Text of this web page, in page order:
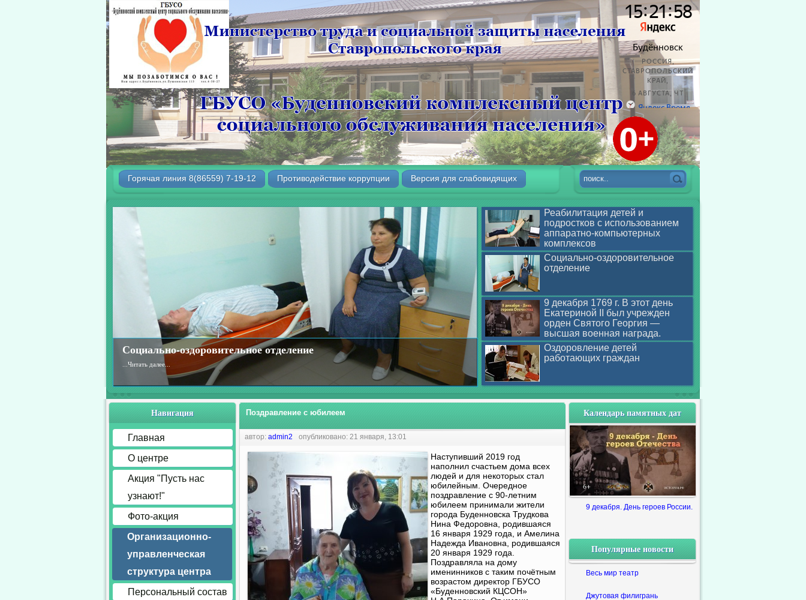
Горячая линия 8(86559) 7-19-12 Противодействие коррупции Версия для слабовидящих
Реабилитация детей и
подростков с использованием
аппаратно-компьютерных
комплексов
Социально-оздоровительное
отделение
9 декабря 1769 г. В этот день
Екатериной II был учрежден
орден Святого Георгия —
высшая военная награда.
Оздоровление детей
работающих граждан
Социально-оздоровительное отделение
Читать далее...
Навигация
Главная
О центре
Акция "Пусть нас
узнают!"
Фото-акция
Организационно-
управленческая
структура центра
Персональный состав
Поздравление с юбилеем
автор: admin2 опубликовано: 21 января, 13:01
Наступивший 2019 год
наполнил счастьем дома всех
людей и для некоторых стал
юбилейным. Очередное
поздравление с 90-летним
юбилеем принимали жители
города Буденновска Трудкова
Нина Федоровна, родившаяся
16 января 1929 года, и Амелина
Надежда Ивановна, родившаяся
20 января 1929 года.
Поздравляла на дому
именинников с таким почётным
возрастом директор ГБУСО
«Буденновский КЦСОН»
Календарь памятных дат
9 декабря. День героев России.
Популярные новости
Весь мир театр
Джутовая филигрань